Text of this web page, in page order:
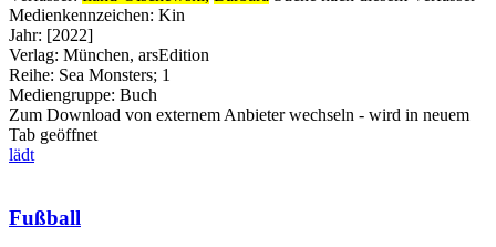
Medienkennzeichen: Kin
Jahr: [2022]
Verlag: München, arsEdition
Reihe: Sea Monsters; 1
Mediengruppe: Buch
Zum Download von externem Anbieter wechseln - wird in neuem
Tab geöffnet
lädt
Fußball